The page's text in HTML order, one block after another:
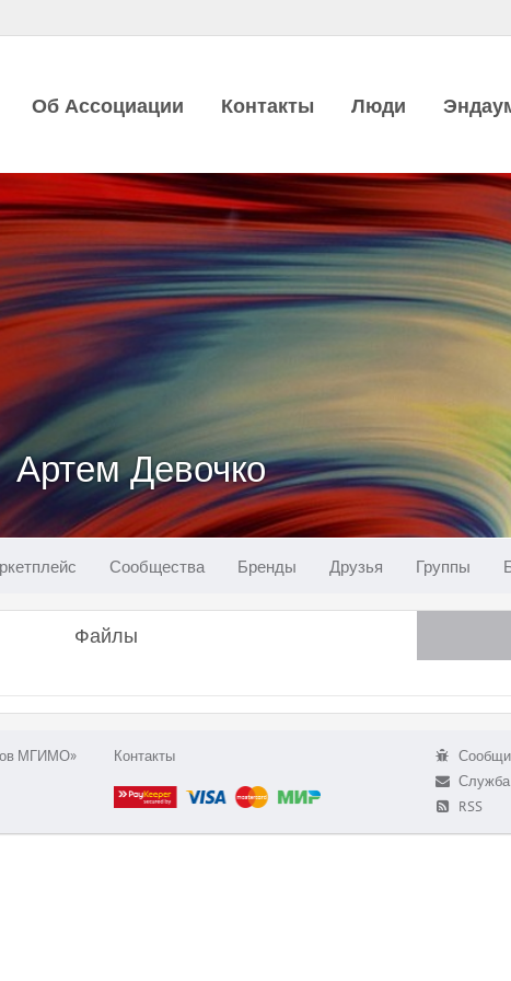
Об Ассоциации Контакты Люди
Артем Девочко
Сообщества Бренды Друзья Группы
Файлы
МГИМО»
Контакты
RSS